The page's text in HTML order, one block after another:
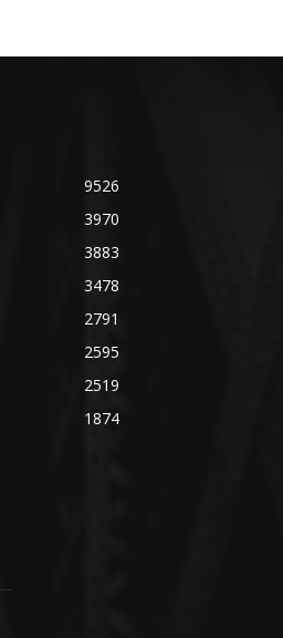
9526
3970
3883
3478
2791
2595
2519
1874